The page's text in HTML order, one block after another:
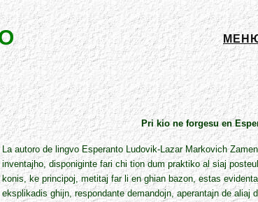
Pri kio ne forgesu en
La autoro de lingvo Esperanto Ludovik-Lazar Markovich
inventajho, disponiginte fari chi tion dum praktiko al siaj
konis, ke principoj, metitaj far li en ghian bazon, estas
eksplikadis ghijn, respondante demandojn, aperantajn de aliaj